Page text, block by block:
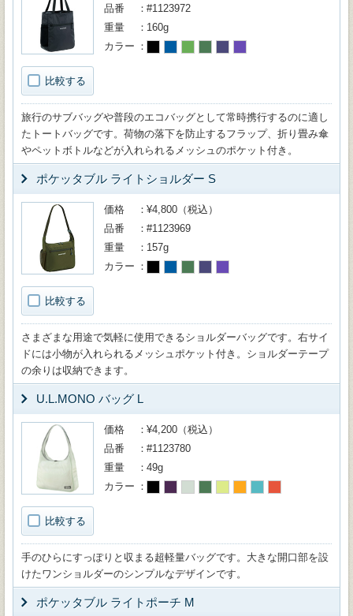
比較する
品番
#1123972
重量
160g
カラー
旅行のサブバッグや普段のエコバッグとして常時携行するのに適し
たトートバッグです。荷物の落下を防止するフラップ、折り畳み傘
やペットボトルなどが入れられるメッシュのポケット付き。
ポケッタブル ライトショルダー S
比較する
価格
¥4,800（税込）
品番
#1123969
重量
157g
カラー
さまざまな用途で気軽に使用できるショルダーバッグです。右サイ
ドには小物が入れられるメッシュポケット付き。ショルダーテープ
の余りは収納できます。
U.L.MONO バッグ L
比較する
価格
¥4,200（税込）
品番
#1123780
重量
49g
カラー
手のひらにすっぽりと収まる超軽量バッグです。大きな開口部を設
けたワンショルダーのシンプルなデザインです。
ポケッタブル ライトポーチ M